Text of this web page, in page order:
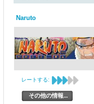
Naruto
レートする:
その他の情報...